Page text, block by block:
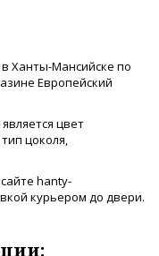
в Ханты-Мансийске по
Европейский
цвет
цоколя,
hanty-
курьером до двери.